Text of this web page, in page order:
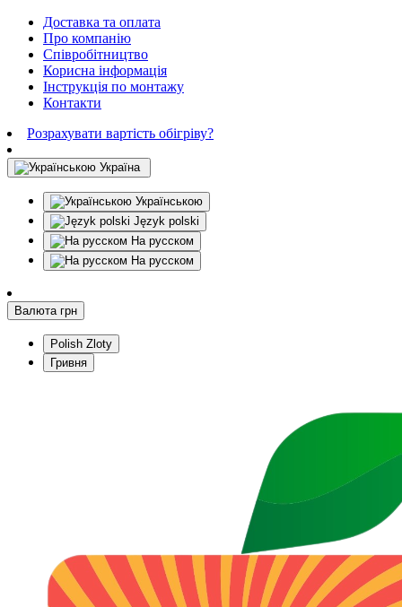
Доставка та оплата
Про компанію
Співробітництво
Корисна інформація
Інструкція по монтажу
Контакти
Розрахувати вартість обігріву?
Україна
Українською
Język polski
На русском
На русском
Валюта грн
Polish Zloty
Гривня